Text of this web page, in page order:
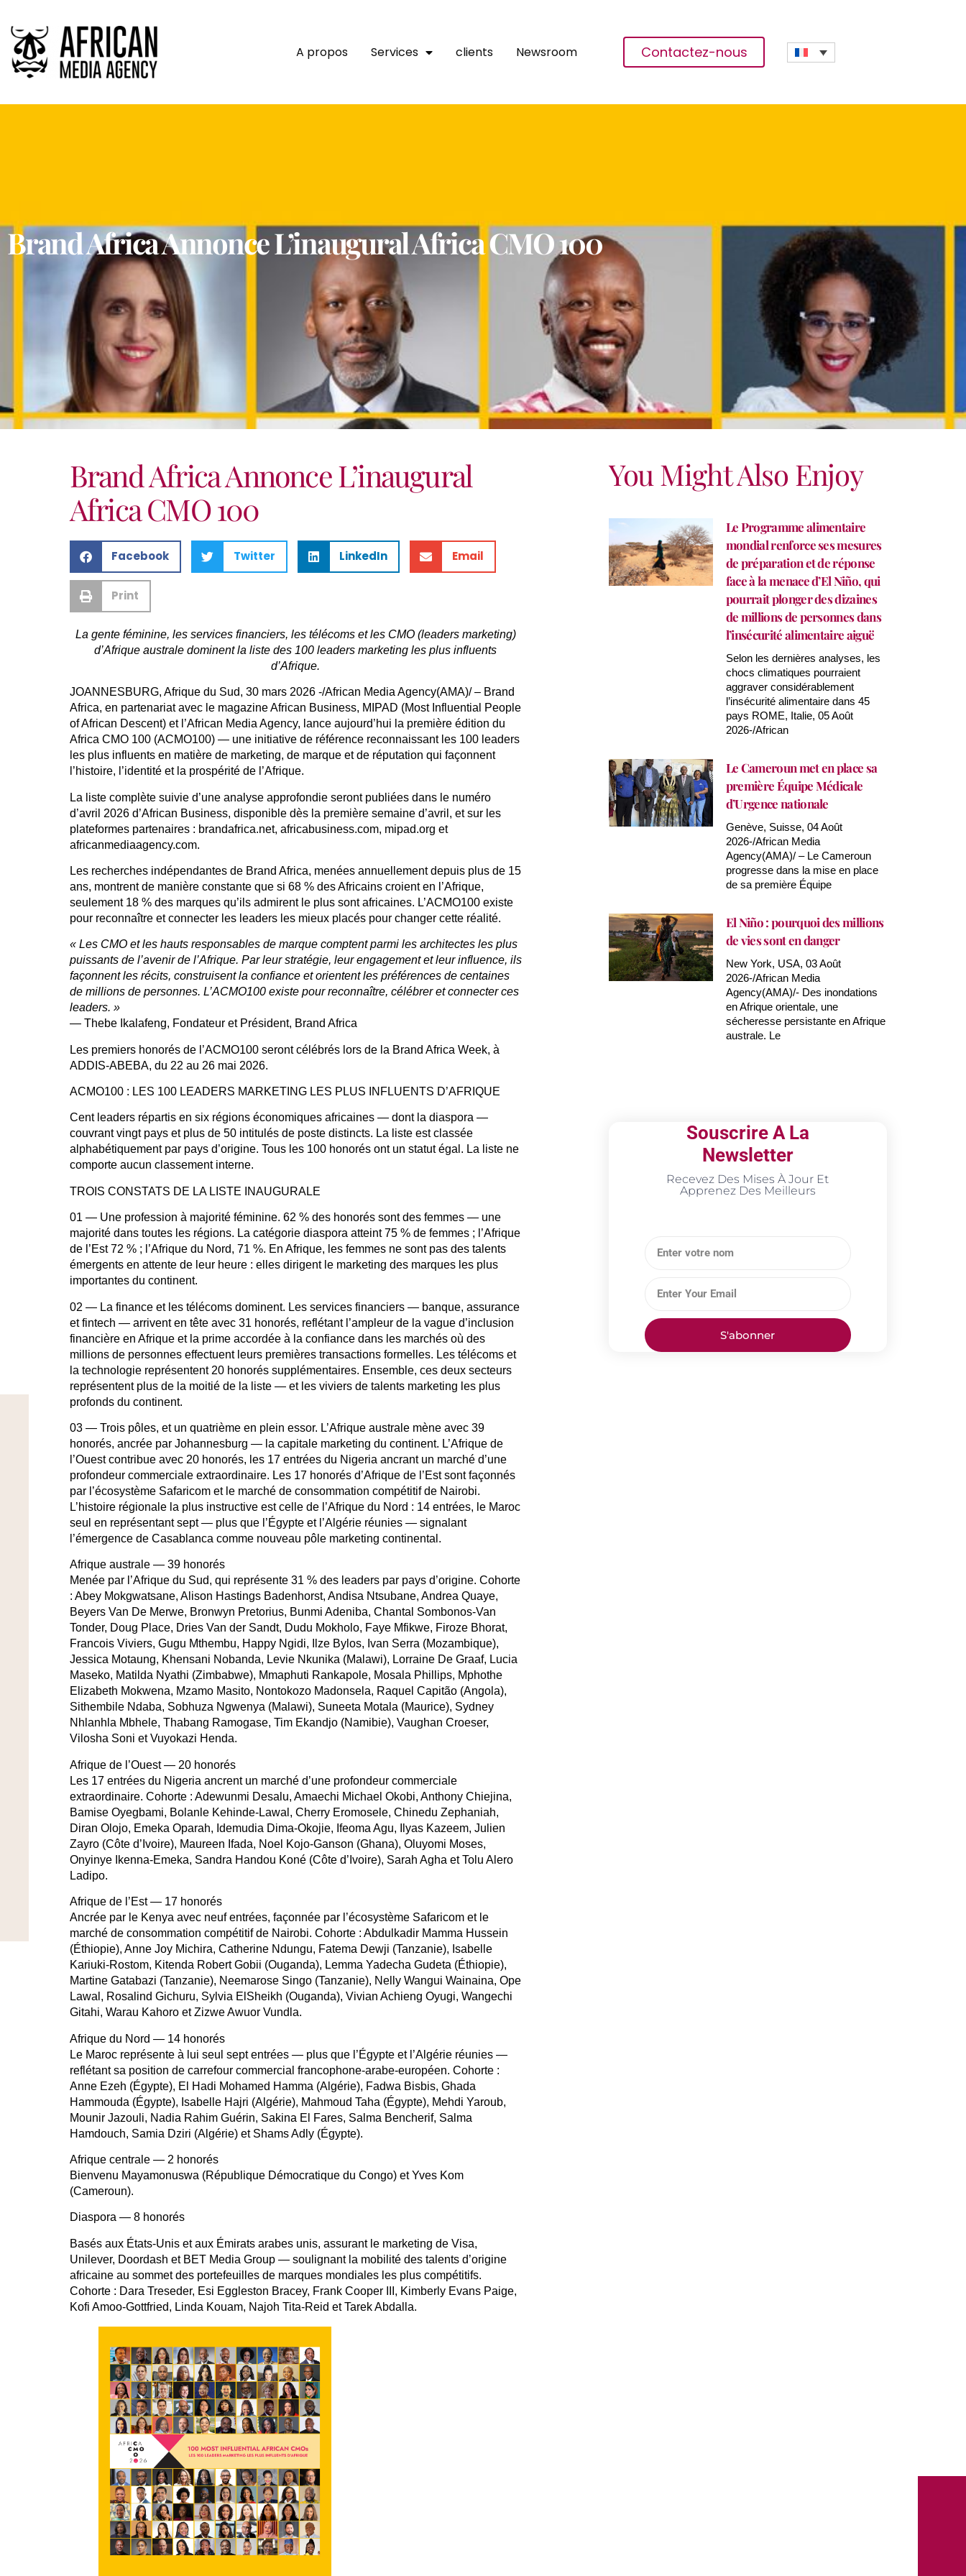
A propos Services clients Newsroom Contactez-nous
Brand Africa Annonce L’inaugural Africa CMO 100
Brand Africa Annonce L’inaugural
Africa CMO 100
Facebook Twitter LinkedIn Email
Print
La gente féminine, les services financiers, les télécoms et les CMO (leaders marketing)
d’Afrique australe dominent la liste des 100 leaders marketing les plus influents
d’Afrique.
JOANNESBURG, Afrique du Sud, 30 mars 2026 -/African Media Agency(AMA)/ – Brand
Africa, en partenariat avec le magazine African Business, MIPAD (Most Influential People
of African Descent) et l’African Media Agency, lance aujourd’hui la première édition du
Africa CMO 100 (ACMO100)— une initiative de référence reconnaissant les 100 leaders
les plus influents en matière de marketing, de marque et de réputation qui façonnent
l’histoire, l’identité et la prospérité de l’Afrique.
La liste complète suivie d’une analyse approfondie seront publiées dans le numéro
d’avril 2026 d’African Business, disponible dès la première semaine d’avril, et sur les
plateformes partenaires : brandafrica.net, africabusiness.com, mipad.org et
africanmediaagency.com.
Les recherches indépendantes de Brand Africa, menées annuellement depuis plus de 15
ans, montrent de manière constante que si 68 % des Africains croient en l’Afrique,
seulement 18 % des marques qu’ils admirent le plus sont africaines. L’ACMO100 existe
pour reconnaître et connecter les leaders les mieux placés pour changer cette réalité.
« Les CMO et les hauts responsables de marque comptent parmi les architectes les plus
puissants de l’avenir de l’Afrique. Par leur stratégie, leur engagement et leur influence, ils
façonnent les récits, construisent la confiance et orientent les préférences de centaines
de millions de personnes. L’ACMO100 existe pour reconnaître, célébrer et connecter ces
leaders. »
— Thebe Ikalafeng, Fondateur et Président, Brand Africa
Les premiers honorés de l’ACMO100 seront célébrés lors de la Brand Africa Week, à
ADDIS-ABEBA, du 22 au 26 mai 2026.
ACMO100 : LES 100 LEADERS MARKETING LES PLUS INFLUENTS D’AFRIQUE
Cent leaders répartis en six régions économiques africaines — dont la diaspora —
couvrant vingt pays et plus de 50 intitulés de poste distincts. La liste est classée
alphabétiquement par pays d’origine. Tous les 100 honorés ont un statut égal. La liste ne
comporte aucun classement interne.
TROIS CONSTATS DE LA LISTE INAUGURALE
01 — Une profession à majorité féminine. 62 % des honorés sont des femmes — une
majorité dans toutes les régions. La catégorie diaspora atteint 75 % de femmes ; l’Afrique
de l’Est 72 % ; l’Afrique du Nord, 71 %. En Afrique, les femmes ne sont pas des talents
émergents en attente de leur heure : elles dirigent le marketing des marques les plus
importantes du continent.
02 — La finance et les télécoms dominent. Les services financiers — banque, assurance
et fintech — arrivent en tête avec 31 honorés, reflétant l’ampleur de la vague d’inclusion
financière en Afrique et la prime accordée à la confiance dans les marchés où des
millions de personnes effectuent leurs premières transactions formelles. Les télécoms et
la technologie représentent 20 honorés supplémentaires. Ensemble, ces deux secteurs
représentent plus de la moitié de la liste — et les viviers de talents marketing les plus
profonds du continent.
03 — Trois pôles, et un quatrième en plein essor. L’Afrique australe mène avec 39
honorés, ancrée par Johannesburg — la capitale marketing du continent. L’Afrique de
l’Ouest contribue avec 20 honorés, les 17 entrées du Nigeria ancrant un marché d’une
profondeur commerciale extraordinaire. Les 17 honorés d’Afrique de l’Est sont façonnés
par l’écosystème Safaricom et le marché de consommation compétitif de Nairobi.
L’histoire régionale la plus instructive est celle de l’Afrique du Nord : 14 entrées, le Maroc
seul en représentant sept — plus que l’Égypte et l’Algérie réunies — signalant
l’émergence de Casablanca comme nouveau pôle marketing continental.
Afrique australe — 39 honorés
Menée par l’Afrique du Sud, qui représente 31 % des leaders par pays d’origine. Cohorte
: Abey Mokgwatsane, Alison Hastings Badenhorst, Andisa Ntsubane, Andrea Quaye,
Beyers Van De Merwe, Bronwyn Pretorius, Bunmi Adeniba, Chantal Sombonos-Van
Tonder, Doug Place, Dries Van der Sandt, Dudu Mokholo, Faye Mfikwe, Firoze Bhorat,
Francois Viviers, Gugu Mthembu, Happy Ngidi, Ilze Bylos, Ivan Serra (Mozambique),
Jessica Motaung, Khensani Nobanda, Levie Nkunika (Malawi), Lorraine De Graaf, Lucia
Maseko, Matilda Nyathi (Zimbabwe), Mmaphuti Rankapole, Mosala Phillips, Mphothe
Elizabeth Mokwena, Mzamo Masito, Nontokozo Madonsela, Raquel Capitão (Angola),
Sithembile Ndaba, Sobhuza Ngwenya (Malawi), Suneeta Motala (Maurice), Sydney
Nhlanhla Mbhele, Thabang Ramogase, Tim Ekandjo (Namibie), Vaughan Croeser,
Vilosha Soni et Vuyokazi Henda.
Afrique de l’Ouest — 20 honorés
Les 17 entrées du Nigeria ancrent un marché d’une profondeur commerciale
extraordinaire. Cohorte : Adewunmi Desalu, Amaechi Michael Okobi, Anthony Chiejina,
Bamise Oyegbami, Bolanle Kehinde-Lawal, Cherry Eromosele, Chinedu Zephaniah,
Diran Olojo, Emeka Oparah, Idemudia Dima-Okojie, Ifeoma Agu, Ilyas Kazeem, Julien
Zayro (Côte d’Ivoire), Maureen Ifada, Noel Kojo-Ganson (Ghana), Oluyomi Moses,
Onyinye Ikenna-Emeka, Sandra Handou Koné (Côte d’Ivoire), Sarah Agha et Tolu Alero
Ladipo.
Afrique de l’Est — 17 honorés
Ancrée par le Kenya avec neuf entrées, façonnée par l’écosystème Safaricom et le
marché de consommation compétitif de Nairobi. Cohorte : Abdulkadir Mamma Hussein
(Éthiopie), Anne Joy Michira, Catherine Ndungu, Fatema Dewji (Tanzanie), Isabelle
Kariuki-Rostom, Kitenda Robert Gobii (Ouganda), Lemma Yadecha Gudeta (Éthiopie),
Martine Gatabazi (Tanzanie), Neemarose Singo (Tanzanie), Nelly Wangui Wainaina, Ope
Lawal, Rosalind Gichuru, Sylvia ElSheikh (Ouganda), Vivian Achieng Oyugi, Wangechi
Gitahi, Warau Kahoro et Zizwe Awuor Vundla.
Afrique du Nord — 14 honorés
Le Maroc représente à lui seul sept entrées — plus que l’Égypte et l’Algérie réunies —
reflétant sa position de carrefour commercial francophone-arabe-européen. Cohorte :
Anne Ezeh (Égypte), El Hadi Mohamed Hamma (Algérie), Fadwa Bisbis, Ghada
Hammouda (Égypte), Isabelle Hajri (Algérie), Mahmoud Taha (Égypte), Mehdi Yaroub,
Mounir Jazouli, Nadia Rahim Guérin, Sakina El Fares, Salma Bencherif, Salma
Hamdouch, Samia Dziri (Algérie) et Shams Adly (Égypte).
Afrique centrale — 2 honorés
Bienvenu Mayamonuswa (République Démocratique du Congo) et Yves Kom
(Cameroun).
Diaspora — 8 honorés
Basés aux États-Unis et aux Émirats arabes unis, assurant le marketing de Visa,
Unilever, Doordash et BET Media Group — soulignant la mobilité des talents d’origine
africaine au sommet des portefeuilles de marques mondiales les plus compétitifs.
Cohorte : Dara Treseder, Esi Eggleston Bracey, Frank Cooper III, Kimberly Evans Paige,
Kofi Amoo-Gottfried, Linda Kouam, Najoh Tita-Reid et Tarek Abdalla.
You Might Also Enjoy
Le Programme alimentaire
mondial renforce ses mesures
de préparation et de réponse
face à la menace d’El Niño, qui
pourrait plonger des dizaines
de millions de personnes dans
l’insécurité alimentaire aiguë
Selon les dernières analyses, les
chocs climatiques pourraient
aggraver considérablement
l’insécurité alimentaire dans 45
pays ROME, Italie, 05 Août
2026-/African
Le Cameroun met en place sa
première Équipe Médicale
d’Urgence nationale
Genève, Suisse, 04 Août
2026-/African Media
Agency(AMA)/ – Le Cameroun
progresse dans la mise en place
de sa première Équipe
El Niño : pourquoi des millions
de vies sont en danger
New York, USA, 03 Août
2026-/African Media
Agency(AMA)/- Des inondations
en Afrique orientale, une
sécheresse persistante en Afrique
australe. Le
Souscrire A La
Newsletter
Recevez Des Mises À Jour Et
Apprenez Des Meilleurs
S'abonner